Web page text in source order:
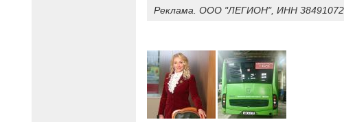
Реклама. ООО "ЛЕГИОН", ИНН